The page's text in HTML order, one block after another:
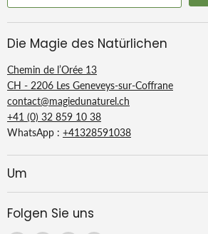
Die Magie des Natürlichen
Chemin de l’Orée 13
CH - 2206 Les Geneveys-sur-Coffrane
contact@magiedunaturel.ch
+41 (0) 32 859 10 38
WhatsApp : +41328591038
Um
Folgen Sie uns